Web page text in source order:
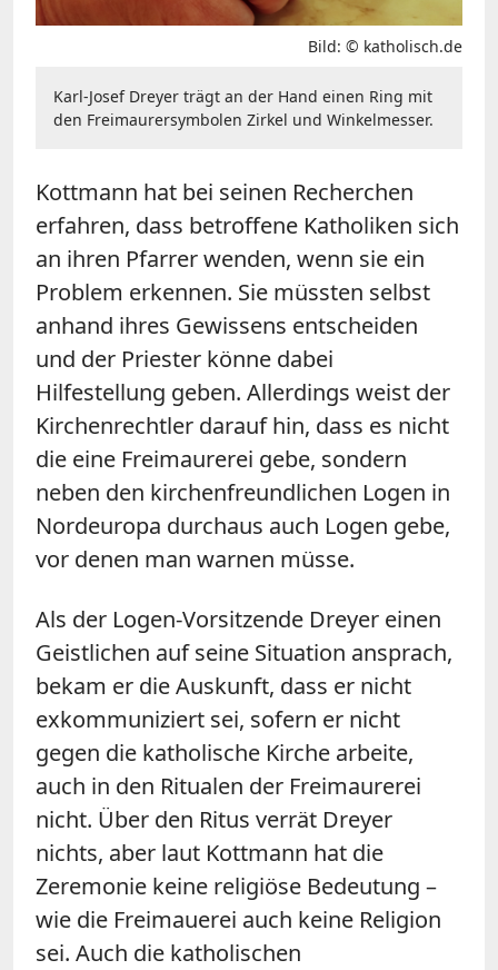
Bild: © katholisch.de
Karl-Josef Dreyer trägt an der Hand einen Ring mit
den Freimaurersymbolen Zirkel und Winkelmesser.
Kottmann hat bei seinen Recherchen
erfahren, dass betroffene Katholiken sich
an ihren Pfarrer wenden, wenn sie ein
Problem erkennen. Sie müssten selbst
anhand ihres Gewissens entscheiden
und der Priester könne dabei
Hilfestellung geben. Allerdings weist der
Kirchenrechtler darauf hin, dass es nicht
die eine Freimaurerei gebe, sondern
neben den kirchenfreundlichen Logen in
Nordeuropa durchaus auch Logen gebe,
vor denen man warnen müsse.
Als der Logen-Vorsitzende Dreyer einen
Geistlichen auf seine Situation ansprach,
bekam er die Auskunft, dass er nicht
exkommuniziert sei, sofern er nicht
gegen die katholische Kirche arbeite,
auch in den Ritualen der Freimaurerei
nicht. Über den Ritus verrät Dreyer
nichts, aber laut Kottmann hat die
Zeremonie keine religiöse Bedeutung –
wie die Freimauerei auch keine Religion
sei. Auch die katholischen